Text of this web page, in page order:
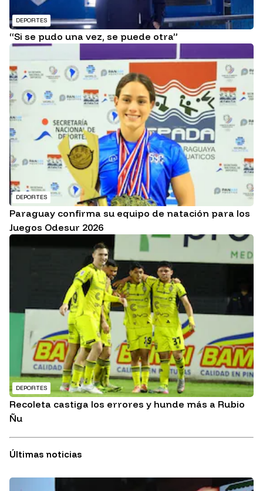
DEPORTES
“Si se pudo una vez, se puede otra”
DEPORTES
Paraguay confirma su equipo de natación para los
Juegos Odesur 2026
DEPORTES
Recoleta castiga los errores y hunde más a Rubio
Ñu
Últimas noticias